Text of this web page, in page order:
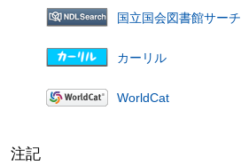
国立国会図書館サーチ
カーリル
WorldCat
注記